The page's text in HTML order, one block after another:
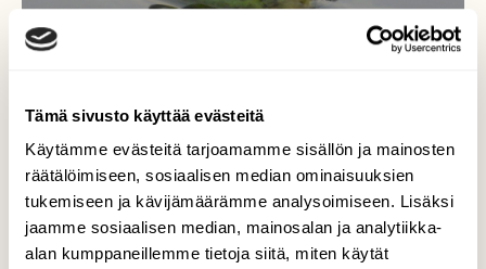
Tämä sivusto käyttää evästeitä
Käytämme evästeitä tarjoamamme sisällön ja mainosten
räätälöimiseen, sosiaalisen median ominaisuuksien
tukemiseen ja kävijämäärämme analysoimiseen. Lisäksi
jaamme sosiaalisen median, mainosalan ja analytiikka-
alan kumppaneillemme tietoja siitä, miten käytät
Saku